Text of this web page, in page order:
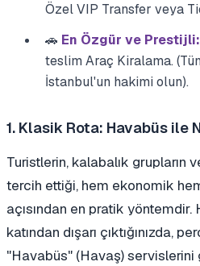
Özel VIP Transfer veya
🚗 En Özgür ve Prestijli:
teslim Araç Kiralama.
İstanbul'un hakimi olun).
1. Klasik Rota: Havabüs ile
Turistlerin, kalabalık grupların
tercih ettiği, hem ekonomik
açısından en pratik
katından dışarı çıktığınızda,
"Havabüs" (Havaş) servislerini